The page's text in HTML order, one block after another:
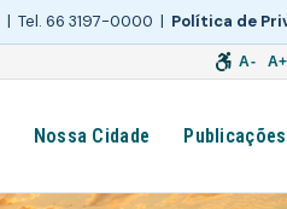
| Tel. 66 3197-0000 | Política de
A- A+
Nossa Cidade Publicações